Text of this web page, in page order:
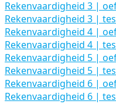
Rekenvaardigheid 3 |
Rekenvaardigheid 3 |
Rekenvaardigheid 4 |
Rekenvaardigheid 4 |
Rekenvaardigheid 5 |
Rekenvaardigheid 5 |
Rekenvaardigheid 6 |
Rekenvaardigheid 6 |